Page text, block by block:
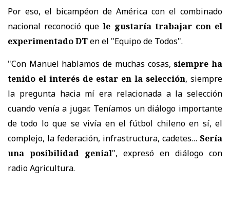
Por eso, el bicampéon de América con el combinado
nacional reconoció quele gustaría trabajar con el
experimentado DTen el "Equipo de Todos".
"Con Manuel hablamos de muchas cosas,siempre ha
tenido el interés de estar en la selección, siempre
la pregunta hacia mí era relacionada a la selección
cuando venía a jugar. Teníamos un diálogo importante
de todo lo que se vivía en el fútbol chileno en sí, el
complejo, la federación, infrastructura, cadetes… Sería
una posibilidad genial", expresó en diálogo con
radio Agricultura.